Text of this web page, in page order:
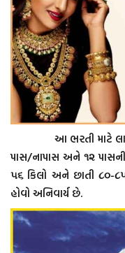
આ ભરતી માટે
પાસ/નાપાસ અને ૧૨
૫૬ કિલો અને છાતી ૮૦-
હોવો અનિવાર્ય છે.